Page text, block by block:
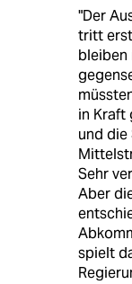
"Der
tritt
bleiben
in Kraft
und die
Sehr
Aber
spielt